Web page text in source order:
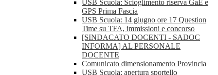
USB Scuola: Scioglimento riserva GaE e
GPS Prima Fascia
USB Scuola: 14 giugno ore 17 Question
Time su TFA, immissioni e concorso
[SINDACATO DOCENTI - SADOC
INFORMA] AL PERSONALE
DOCENTE
Comunicato dimensionamento Provincia
USB Scuola: apertura sportello